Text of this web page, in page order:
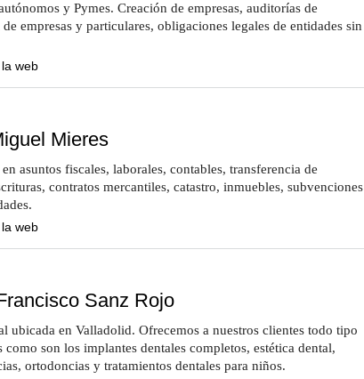
y Pymes. Creación de empresas, auditorías de
empresas y particulares, obligaciones legales de entidades sin
web
Mieres
asuntos fiscales, laborales, contables, transferencia de
contratos mercantiles, catastro, inmuebles, subvenciones
web
Sanz Rojo
ubicada en Valladolid. Ofrecemos a nuestros clientes todo tipo
como son los implantes dentales completos, estética dental,
ortodoncias y tratamientos dentales para niños.